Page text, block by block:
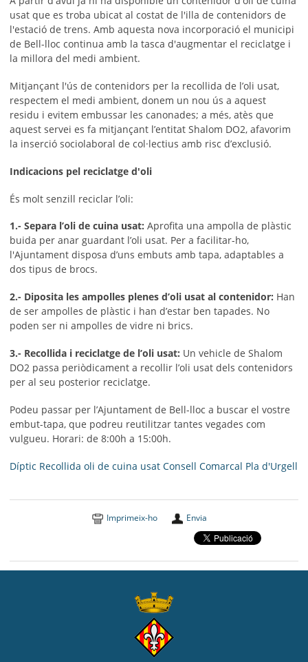
usat que es troba ubicat al costat de l'illa de contenidors de
l'estació de trens. Amb aquesta nova incorporació el municipi
de Bell-lloc continua amb la tasca d'augmentar el reciclatge i
la millora del medi ambient.
Mitjançant l'ús de contenidors per la recollida de l’oli usat,
respectem el medi ambient, donem un nou ús a aquest
residu i evitem embussar les canonades; a més, atès que
aquest servei es fa mitjançant l’entitat Shalom DO2, afavorim
la inserció sociolaboral de col·lectius amb risc d’exclusió.
Indicacions pel reciclatge d'oli
És molt senzill reciclar l’oli:
1.- Separa l’oli de cuina usat: Aprofita una ampolla de plàstic
buida per anar guardant l’oli usat. Per a facilitar-ho,
l'Ajuntament disposa d’uns embuts amb tapa, adaptables a
dos tipus de brocs.
2.- Diposita les ampolles plenes d’oli usat al contenidor: Han
de ser ampolles de plàstic i han d’estar ben tapades. No
poden ser ni ampolles de vidre ni brics.
3.- Recollida i reciclatge de l’oli usat: Un vehicle de Shalom
DO2 passa periòdicament a recollir l’oli usat dels contenidors
per al seu posterior reciclatge.
Podeu passar per l’Ajuntament de Bell-lloc a buscar el vostre
embut-tapa, que podreu reutilitzar tantes vegades com
vulgueu. Horari: de 8:00h a 15:00h.
Díptic Recollida oli de cuina usat Consell Comarcal Pla d'Urgell
Imprimeix-ho Envia